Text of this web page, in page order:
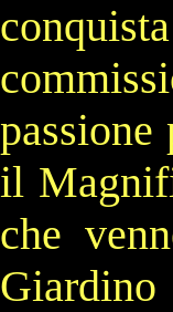
passione
il
che